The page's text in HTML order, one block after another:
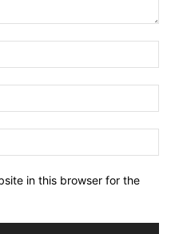
in this browser for the